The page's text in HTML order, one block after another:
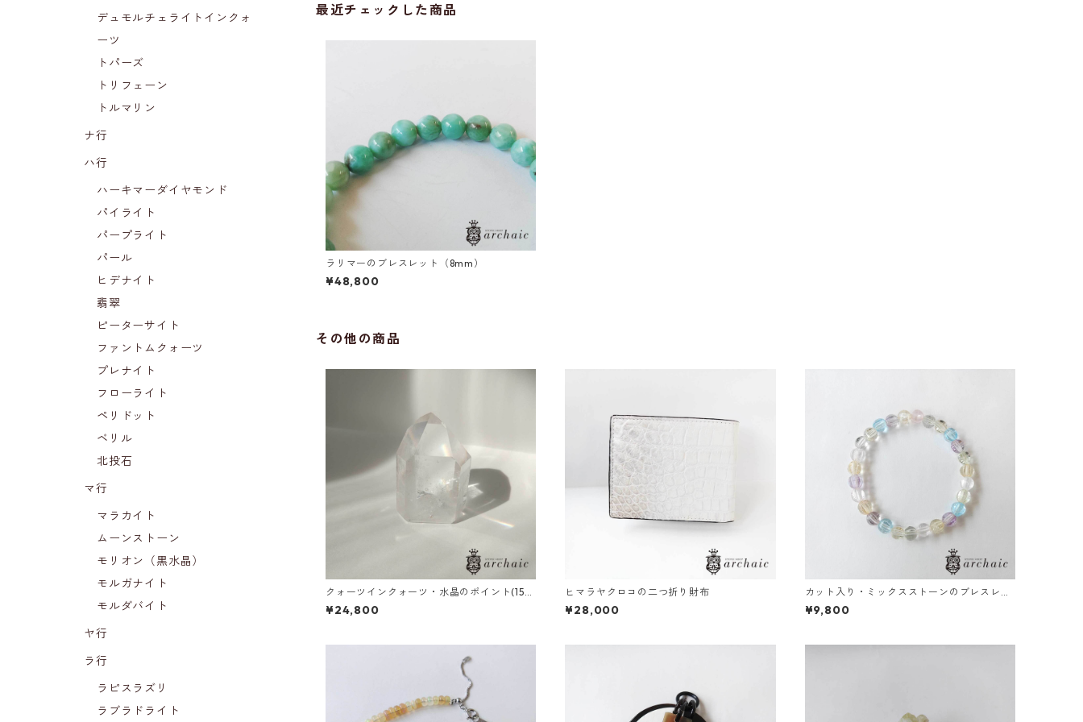
最近チェックした商品
ラリマーのブレスレット（8mm）
¥48,800
その他の商品
クォーツインクォーツ・水晶のポイント(155
g)
¥24,800
ヒマラヤクロコの二つ折り財布
¥28,000
カット入り・ミックスストーンのブレスレッ
ト(6mm)
¥9,800
デュモルチェライトインクォ
ーツ
トパーズ
トリフェーン
トルマリン
ナ行
ハ行
ハーキマーダイヤモンド
パイライト
パープライト
パール
ヒデナイト
翡翠
ピーターサイト
ファントムクォーツ
プレナイト
フローライト
ペリドット
ベリル
北投石
マ行
マラカイト
ムーンストーン
モリオン（黒水晶）
モルガナイト
モルダバイト
ヤ行
ラ行
ラピスラズリ
ラブラドライト